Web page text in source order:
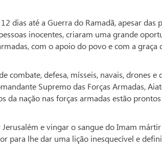
dias até a Guerra do Ramadã, apesar das
inocentes, criaram uma grande
com o apoio do povo e com a graça
combate, defesa, mísseis, navais, drones e
Supremo das Forças Armadas,
da nação nas forças armadas estão
e vingar o sangue do Imam
para lhe dar uma lição inesquecível e